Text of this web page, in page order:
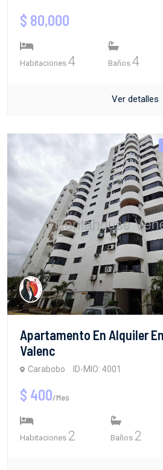
$ 80,000
Habitaciones 4 Baños 4
Ver detalles
Apartamento En Alquiler
Valenc
Carabobo ID-MIO: 4001
$ 400/Mes
Habitaciones 2 Baños 2